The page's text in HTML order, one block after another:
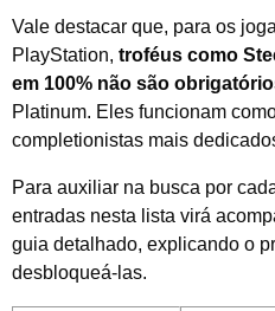
Vale destacar que, para os
PlayStation, troféus como
em 100% não são
Platinum. Eles funcionam
completionistas mais
Para auxiliar na busca por
entradas nesta lista virá
guia detalhado, explicando o
desbloqueá-las.